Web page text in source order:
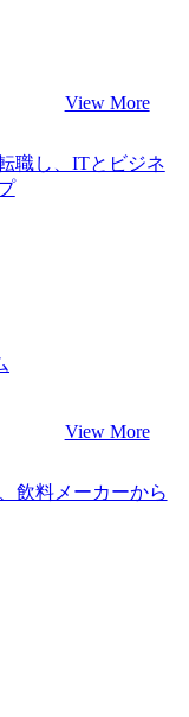
View More
職し、ITとビジネ
View More
飲料メーカーから